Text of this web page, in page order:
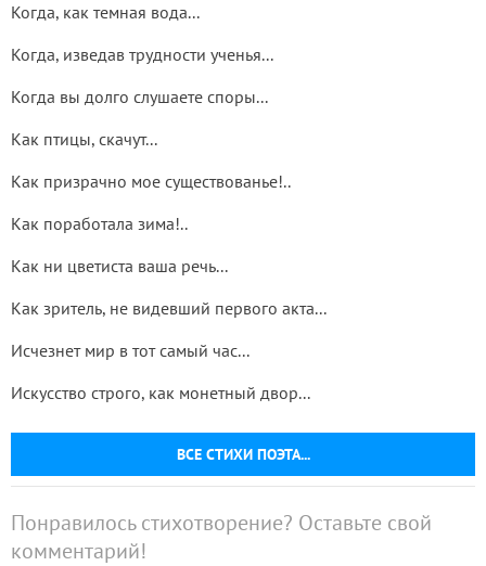
ВСЕ СТИХИ ПОЭТА...
Когда, как темная вода...
Когда, изведав трудности ученья...
Когда вы долго слушаете споры...
Как птицы, скачут...
Как призрачно мое существованье!..
Как поработала зима!..
Как ни цветиста ваша речь...
Как зритель, не видевший первого акта...
Исчезнет мир в тот самый час...
Искусство строго, как монетный двор...
Понравилось стихотворение? Оставьте свой
комментарий!